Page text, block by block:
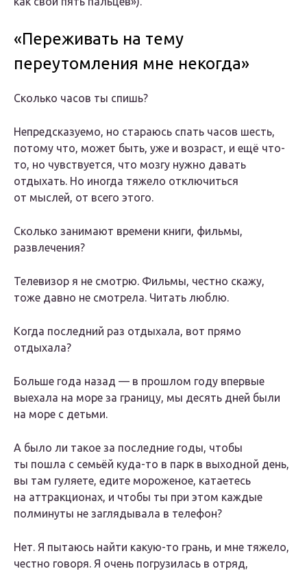
«Переживать на тему
переутомления мне некогда»
Сколько часов ты спишь?
Непредсказуемо, но стараюсь спать часов шесть,
потому что, может быть, уже и возраст, и ещё что-
то, но чувствуется, что мозгу нужно давать
отдыхать. Но иногда тяжело отключиться
от мыслей, от всего этого.
Сколько занимают времени книги, фильмы,
развлечения?
Телевизор я не смотрю. Фильмы, честно скажу,
тоже давно не смотрела. Читать люблю.
Когда последний раз отдыхала, вот прямо
отдыхала?
Больше года назад — в прошлом году впервые
выехала на море за границу, мы десять дней были
на море с детьми.
А было ли такое за последние годы, чтобы
ты пошла с семьёй куда-то в парк в выходной день,
вы там гуляете, едите мороженое, катаетесь
на аттракционах, и чтобы ты при этом каждые
полминуты не заглядывала в телефон?
Нет. Я пытаюсь найти какую-то грань, и мне тяжело,
честно говоря. Я очень погрузилась в отряд,